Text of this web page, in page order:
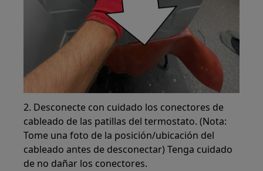
2. Desconecte con cuidado los conectores de
cableado de las patillas del termostato. (Nota:
Tome una foto de la posición/ubicación del
cableado antes de desconectar) Tenga cuidado
de no dañar los conectores.